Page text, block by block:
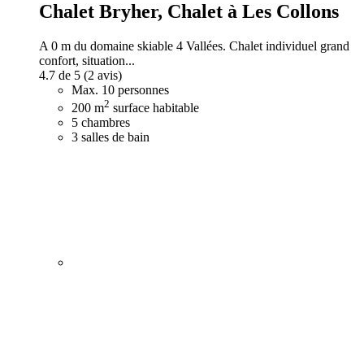
Chalet Bryher, Chalet à Les Collons
A 0 m du domaine skiable 4 Vallées. Chalet individuel grand
confort, situation...
4.7 de 5 (2 avis)
Max. 10 personnes
200 m2 surface habitable
5 chambres
3 salles de bain